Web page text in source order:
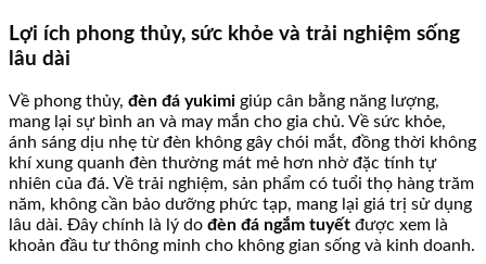
Lợi ích phong thủy, sức khỏe và trải nghiệm sống
lâu dài
Về phong thủy, đèn đá yukimi giúp cân bằng năng lượng,
mang lại sự bình an và may mắn cho gia chủ. Về sức khỏe,
ánh sáng dịu nhẹ từ đèn không gây chói mắt, đồng thời không
khí xung quanh đèn thường mát mẻ hơn nhờ đặc tính tự
nhiên của đá. Về trải nghiệm, sản phẩm có tuổi thọ hàng trăm
năm, không cần bảo dưỡng phức tạp, mang lại giá trị sử dụng
lâu dài. Đây chính là lý do đèn đá ngắm tuyết được xem là
khoản đầu tư thông minh cho không gian sống và kinh doanh.